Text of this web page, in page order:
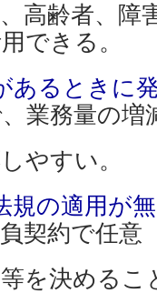
齢者、障
できる。
あるときに
、業務量の
やすい。
規の適用が
契約で任意
を決めるこ